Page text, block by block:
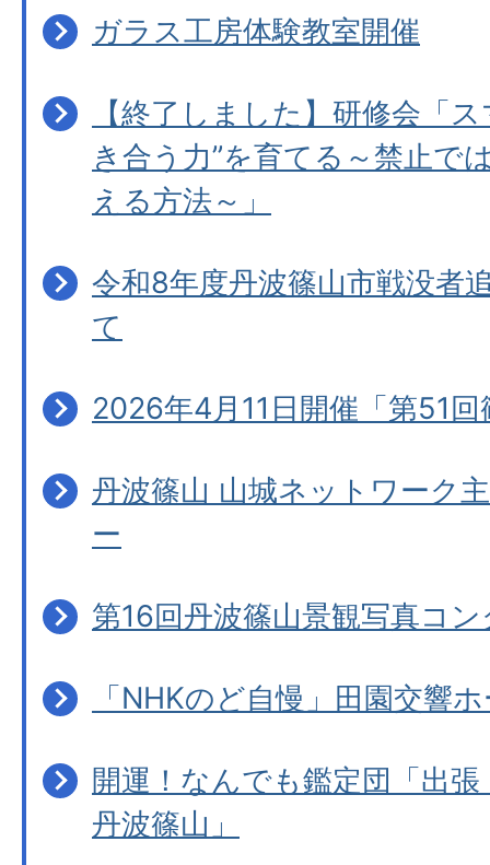
ガラス工房体験教室開催
【終了しました】研修会「
き合う力”を育てる～禁止で
える方法～」
令和8年度丹波篠山市戦没者
て
2026年4月11日開催「第51
丹波篠山 山城ネットワーク
ー
第16回丹波篠山景観写真コ
「NHKのど自慢」田園交響
開運！なんでも鑑定団「出
丹波篠山」